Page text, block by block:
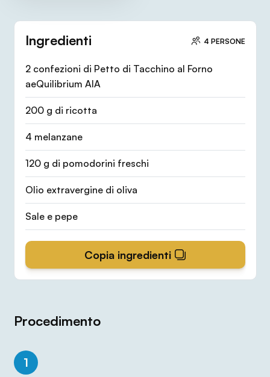
Ingredienti 4 PERSONE
2 confezioni di Petto di Tacchino al Forno
aeQuilibrium AIA
200 g di ricotta
4 melanzane
120 g di pomodorini freschi
Olio extravergine di oliva
Sale e pepe
Copia ingredienti
Procedimento
1